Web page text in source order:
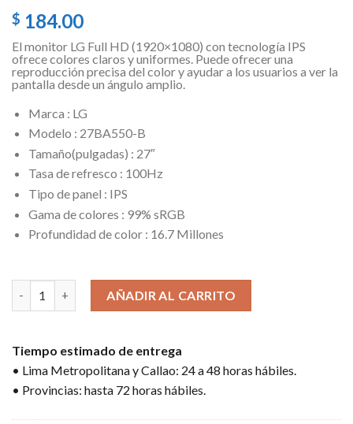
$ 184.00
El monitor LG Full HD (1920×1080) con tecnología IPS
ofrece colores claros y uniformes. Puede ofrecer una
reproducción precisa del color y ayudar a los usuarios a ver la
pantalla desde un ángulo amplio.
Marca : LG
Modelo : 27BA550-B
Tamaño(pulgadas) : 27″
Tasa de refresco : 100Hz
Tipo de panel : IPS
Gama de colores : 99% sRGB
Profundidad de color : 16.7 Millones
MONITOR LED LG IPS 27BA550-B / 100HZ / FHD / 1 HDMI / 1
AÑADIR AL CARRITO
Tiempo estimado de entrega
• Lima Metropolitana y Callao: 24 a 48 horas hábiles.
• Provincias: hasta 72 horas hábiles.